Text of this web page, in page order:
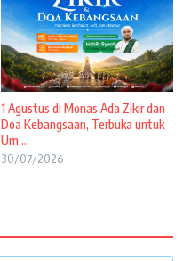
1 Agustus di Monas Ada Zikir dan
Doa Kebangsaan, Terbuka untuk
Um ...
30/07/2026